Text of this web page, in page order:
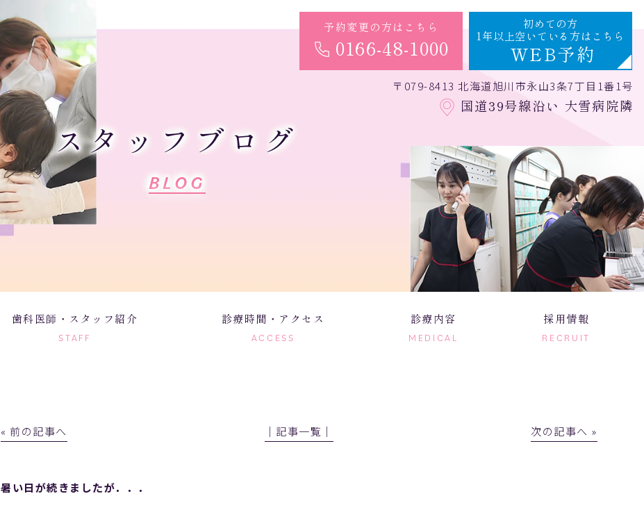
予約変更の方はこちら
0166-48-1000
初めての方
1年以上空いている方はこちら
WEB予約
〒079-8413 北海道旭川市永山3条7丁目1番1号
国道39号線沿い 大雪病院隣
スタッフブログ
BLOG
歯科医師・スタッフ紹介
STAFF
診療時間・アクセス
ACCESS
診療内容
MEDICAL
採用情報
RECRUIT
« 前の記事へ │記事一覧│ 次の記事へ »
暑い日が続きましたが．．．